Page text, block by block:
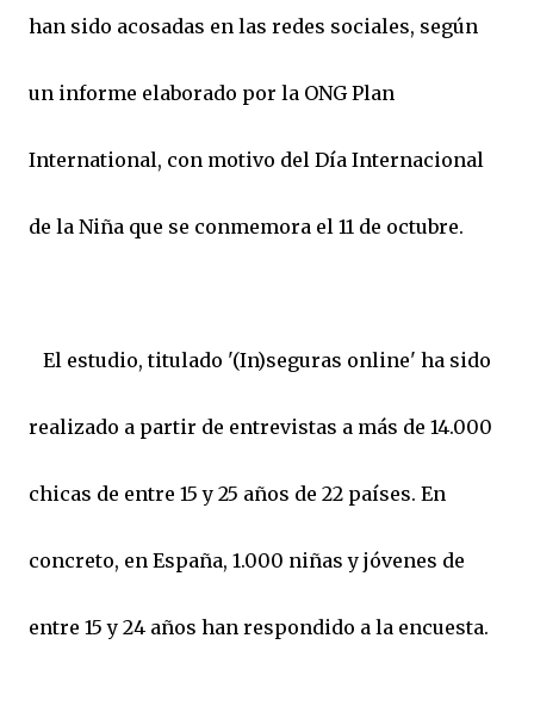
han sido acosadas en las redes sociales, según
un informe elaborado por la ONG Plan
International, con motivo del Día Internacional
de la Niña que se conmemora el 11 de octubre.
El estudio, titulado '(In)seguras online' ha sido
realizado a partir de entrevistas a más de 14.000
chicas de entre 15 y 25 años de 22 países. En
concreto, en España, 1.000 niñas y jóvenes de
entre 15 y 24 años han respondido a la encuesta.